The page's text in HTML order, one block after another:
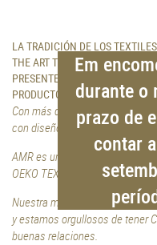
LA TRADICIÓN DE LOS
THE ART TECHNOLOGY Y LAS
PRESENTES EN EL PROCESO
PRODUCTOS AMR.
Con más de 30 años en el
con diseños innovadores para
AMR es una empresa
OEKO TEX.
Nuestra mayor preocupación
y estamos orgullosos de tener
buenas relaciones.
Em
durante o
prazo de
contar